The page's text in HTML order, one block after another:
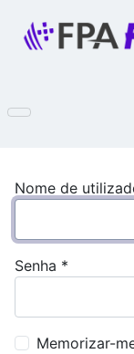
Nome de
Senha *
Memorizar-